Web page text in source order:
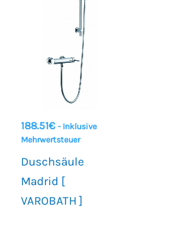
188.51€ - Inklusive
Mehrwertsteuer
Duschsäule
Madrid [
VAROBATH ]